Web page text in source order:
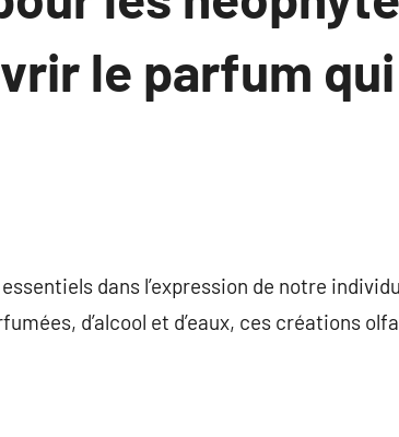
le parfum qui
dans l’expression de notre
d’alcool et d’eaux, ces créations